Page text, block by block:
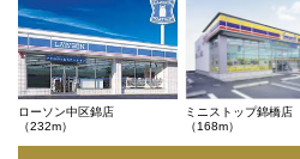
ローソン中区錦店
（232m）
ミニストップ錦橋店
（168m）